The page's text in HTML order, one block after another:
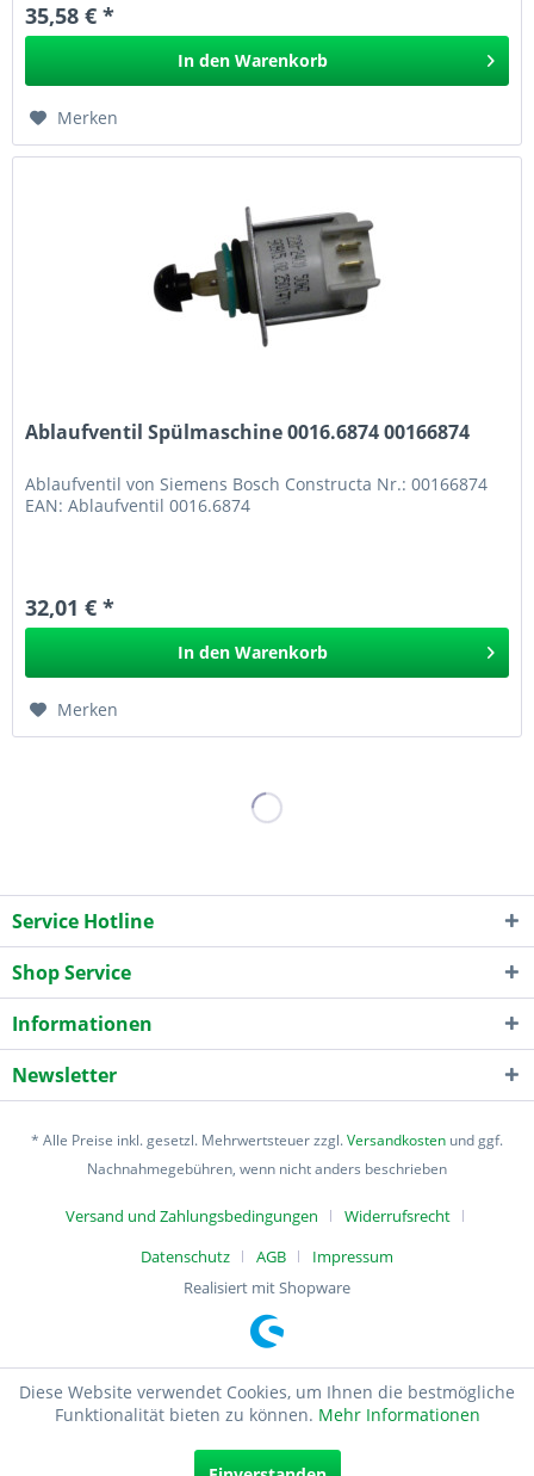
35,58 € *
In den Warenkorb
Merken
Ablaufventil Spülmaschine 0016.6874 00166874
Ablaufventil von Siemens Bosch Constructa Nr.: 00166874
EAN: Ablaufventil 0016.6874
32,01 € *
In den Warenkorb
Merken
Service Hotline
Shop Service
Informationen
Newsletter
* Alle Preise inkl. gesetzl. Mehrwertsteuer zzgl.Versandkosten und ggf.
Nachnahmegebühren, wenn nicht anders beschrieben
Versand und Zahlungsbedingungen
Widerrufsrecht
Datenschutz
AGB
Impressum
Realisiert mit Shopware
Diese Website verwendet Cookies, um Ihnen die bestmögliche
Funktionalität bieten zu können. Mehr Informationen